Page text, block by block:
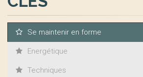
Se maintenir en forme
Energétique
Techniques